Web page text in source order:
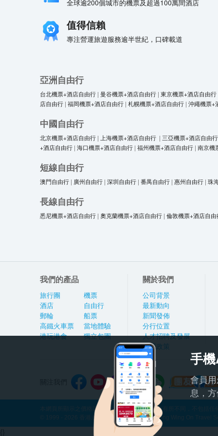
全球逾200個城市的機票及超過100萬間酒店
值得信賴
專注營運旅遊服務逾半世紀，口碑載道
亞洲自由行
台北機票+酒店自由行 | 曼谷機票+酒店自由行 | 東京機票+酒店自由行
店自由行 | 福岡機票+酒店自由行 | 札幌機票+酒店自由行 | 沖繩機票+
中國自由行
北京機票+酒店自由行 | 上海機票+酒店自由行 | 三亞機票+酒店自由行
+酒店自由行 | 海口機票+酒店自由行 | 福州機票+酒店自由行 | 南京機
短線自由行
澳門自由行 | 廣州自由行 | 深圳自由行 | 番禺自由行 | 惠州自由行 | 珠
長線自由行
悉尼機票+酒店自由行 | 奧克蘭機票+酒店自由行 | 倫敦機票+酒店自由
我們的產品
旅行團
酒店
郵輪
高鐵火車票
港玩港食
機票
自由行
船票
當地體驗
獨立包團
關於我們
公司背景
最新動向
新聞發佈
分行位置
人才招聘及發展
私隱政策
本網頁所顯示之價格因應產品種類及出發日期而有所不同，不包括
© 1999 - 2026 香港永安旅遊有限公司 Hong Kong Wing On Travel
手
會員
息，